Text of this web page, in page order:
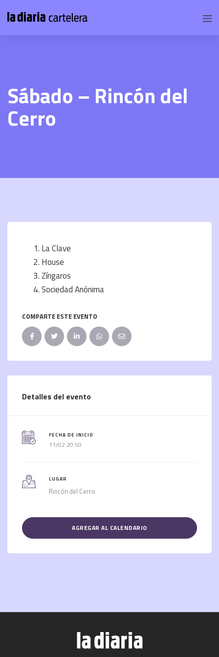
Sábado – Rincón del
Cerro
La Clave
House
Zíngaros
Sociedad Anónima
COMPARTE ESTE EVENTO
Detalles del evento
FECHA DE INICIO
11/02 20:50
LUGAR
Rincón del Cerro
AGREGAR AL CALENDARIO